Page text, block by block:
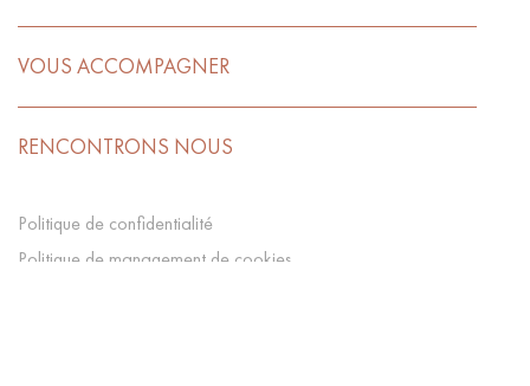
VOUS ACCOMPAGNER
RENCONTRONS NOUS
Politique de confidentialité
Politique de management de cookies